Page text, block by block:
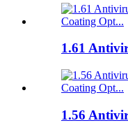
1.61
1.56